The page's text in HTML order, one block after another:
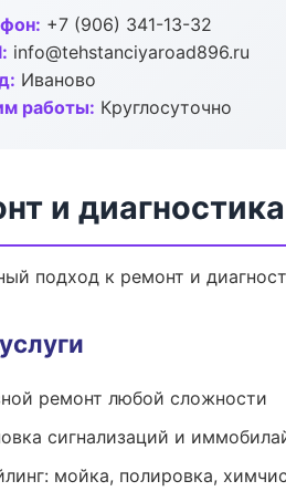
+7 (906) 341-13-32
info@tehstanciyaroad896.ru
Иваново
работы: Круглосуточно
и
подход к ремонт и
ремонт любой сложности
сигнализаций и
мойка, полировка,